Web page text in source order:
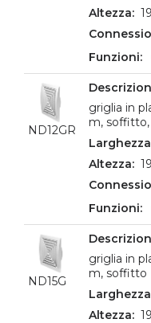
ND12GR
griglia in
m,
ND15G
griglia in
m, soffitto